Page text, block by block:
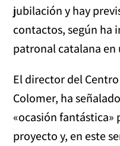
jubilación y hay
contactos, según ha
patronal catalana
El director del
Colomer, ha
«ocasión fantástica»
proyecto y, en este